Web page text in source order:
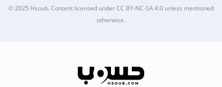
© 2025Hsoub.Content licensed underCC BY-NC-SA 4.0unless mentioned
otherwise.